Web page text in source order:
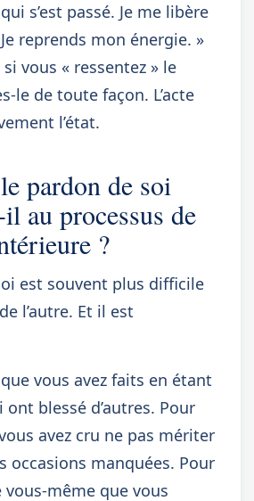
s’est passé. Je me libère
reprends mon énergie. »
vous « ressentez » le
le de toute façon. L’acte
l’état.
pardon de soi
au processus de
?
est souvent plus difficile
l’autre. Et il est
vous avez faits en étant
ont blessé d’autres. Pour
avez cru ne pas mériter
occasions manquées. Pour
vous-même que vous